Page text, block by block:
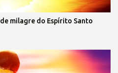
milagre do Espírito Santo